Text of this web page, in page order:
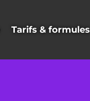
Tarifs & formules